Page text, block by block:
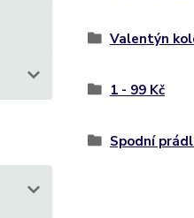
Valentýn
1 - 99 Kč
Spodní